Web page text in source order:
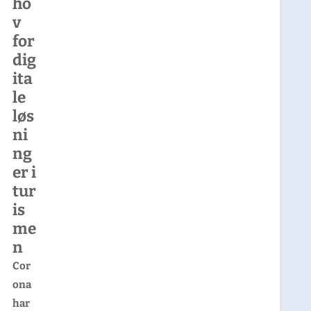
v
for
dig
ita
le
løs
ni
ng
er i
tur
is
me
n
Cor
ona
har